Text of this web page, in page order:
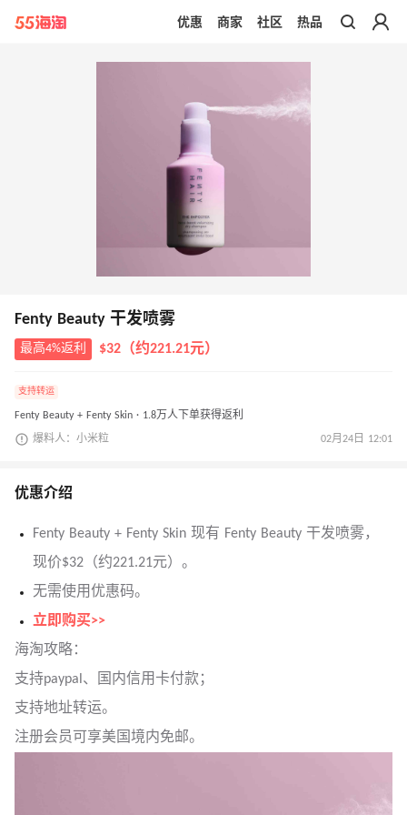
带你去官网买正品
优惠 商家 社区 热品
Fenty Beauty 干发喷雾
最高4%返利 $32（约221.21元）
支持转运
Fenty Beauty + Fenty Skin · 1.8万人下单获得返利
爆料人：小米粒 02月24日 12:01
优惠介绍
Fenty Beauty + Fenty Skin 现有 Fenty Beauty 干发喷雾，
现价$32（约221.21元）。
无需使用优惠码。
立即购买>>
海淘攻略：
支持paypal、国内信用卡付款；
支持地址转运。
注册会员可享美国境内免邮。